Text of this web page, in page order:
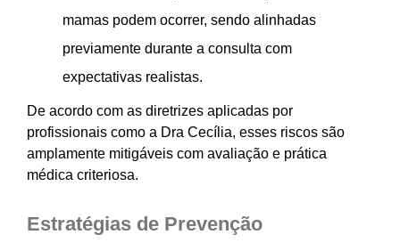
mamas podem ocorrer, sendo alinhadas
previamente durante a consulta com
expectativas realistas.
De acordo com as diretrizes aplicadas por
profissionais como a Dra Cecília, esses riscos são
amplamente mitigáveis com avaliação e prática
médica criteriosa.
Estratégias de Prevenção